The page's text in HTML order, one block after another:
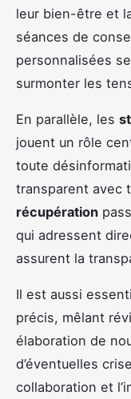
leur bien-être et
séances de
personnalisées
surmonter les
En parallèle, les
jouent un rôle
toute
transparent avec
récupération
qui adressent
assurent la
Il est aussi
précis, mêlant
élaboration de
d’éventuelles
collaboration et